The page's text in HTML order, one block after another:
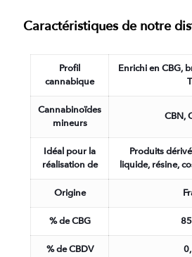
Caractéristiques de notre
Profil
cannabique
Enrichi en CBG,
Cannabinoïdes
mineurs
CBN,
Idéal pour la
réalisation de
Produits
liquide, résine,
Origine
% de CBG
% de CBDV